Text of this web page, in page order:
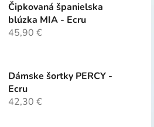
Čipkovaná španielska
blúzka MIA - Ecru
45,90 €
Dámske šortky PERCY -
Ecru
42,30 €